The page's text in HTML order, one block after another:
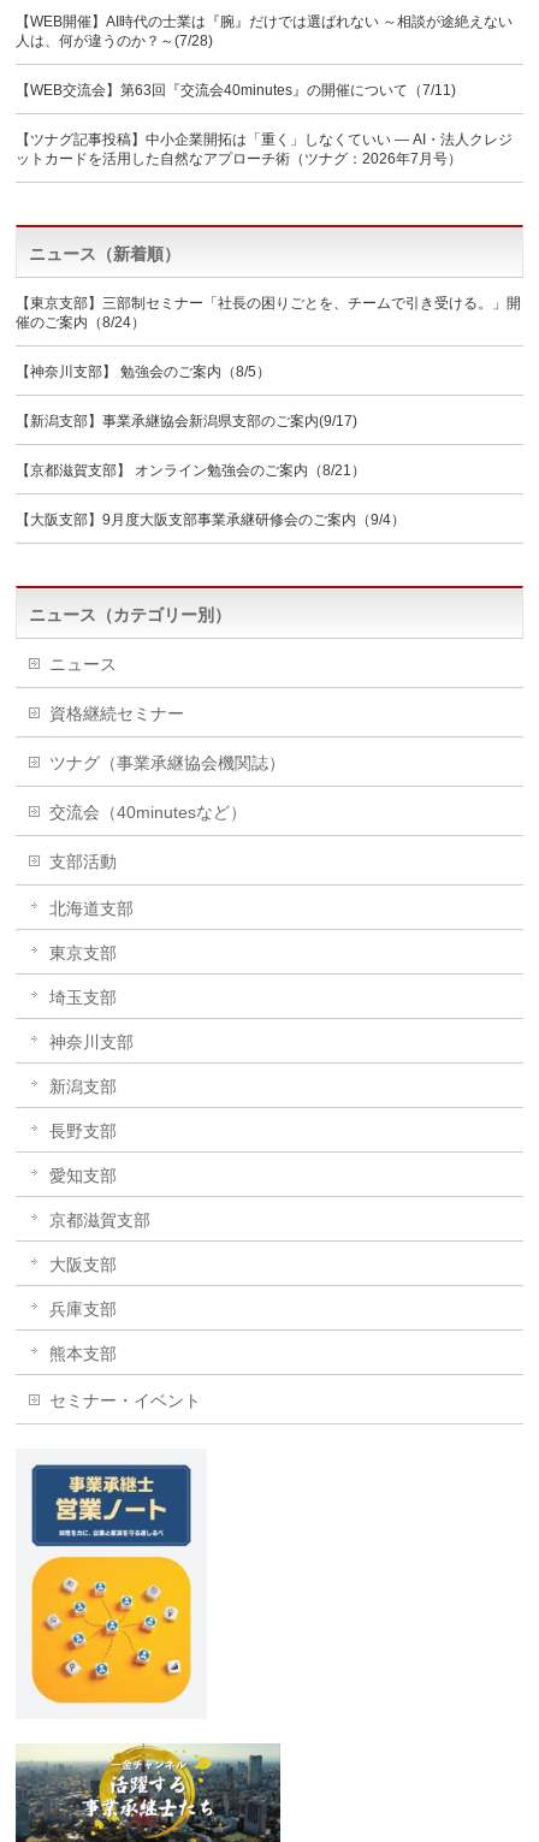
【WEB開催】AI時代の士業は『腕』だけでは選ばれない ～相談が途絶えない
人は、何が違うのか？～(7/28)
【WEB交流会】第63回『交流会40minutes』の開催について（7/11)
【ツナグ記事投稿】中小企業開拓は「重く」しなくていい ― AI・法人クレジ
ットカードを活用した自然なアプローチ術（ツナグ：2026年7月号）
ニュース（新着順）
【東京支部】三部制セミナー「社長の困りごとを、チームで引き受ける。」開
催のご案内（8/24）
【神奈川支部】 勉強会のご案内（8/5）
【新潟支部】事業承継協会新潟県支部のご案内(9/17)
【京都滋賀支部】 オンライン勉強会のご案内（8/21）
【大阪支部】9月度大阪支部事業承継研修会のご案内（9/4）
ニュース（カテゴリー別）
ニュース
資格継続セミナー
ツナグ（事業承継協会機関誌）
交流会（40minutesなど）
支部活動
北海道支部
東京支部
埼玉支部
神奈川支部
新潟支部
長野支部
愛知支部
京都滋賀支部
大阪支部
兵庫支部
熊本支部
セミナー・イベント